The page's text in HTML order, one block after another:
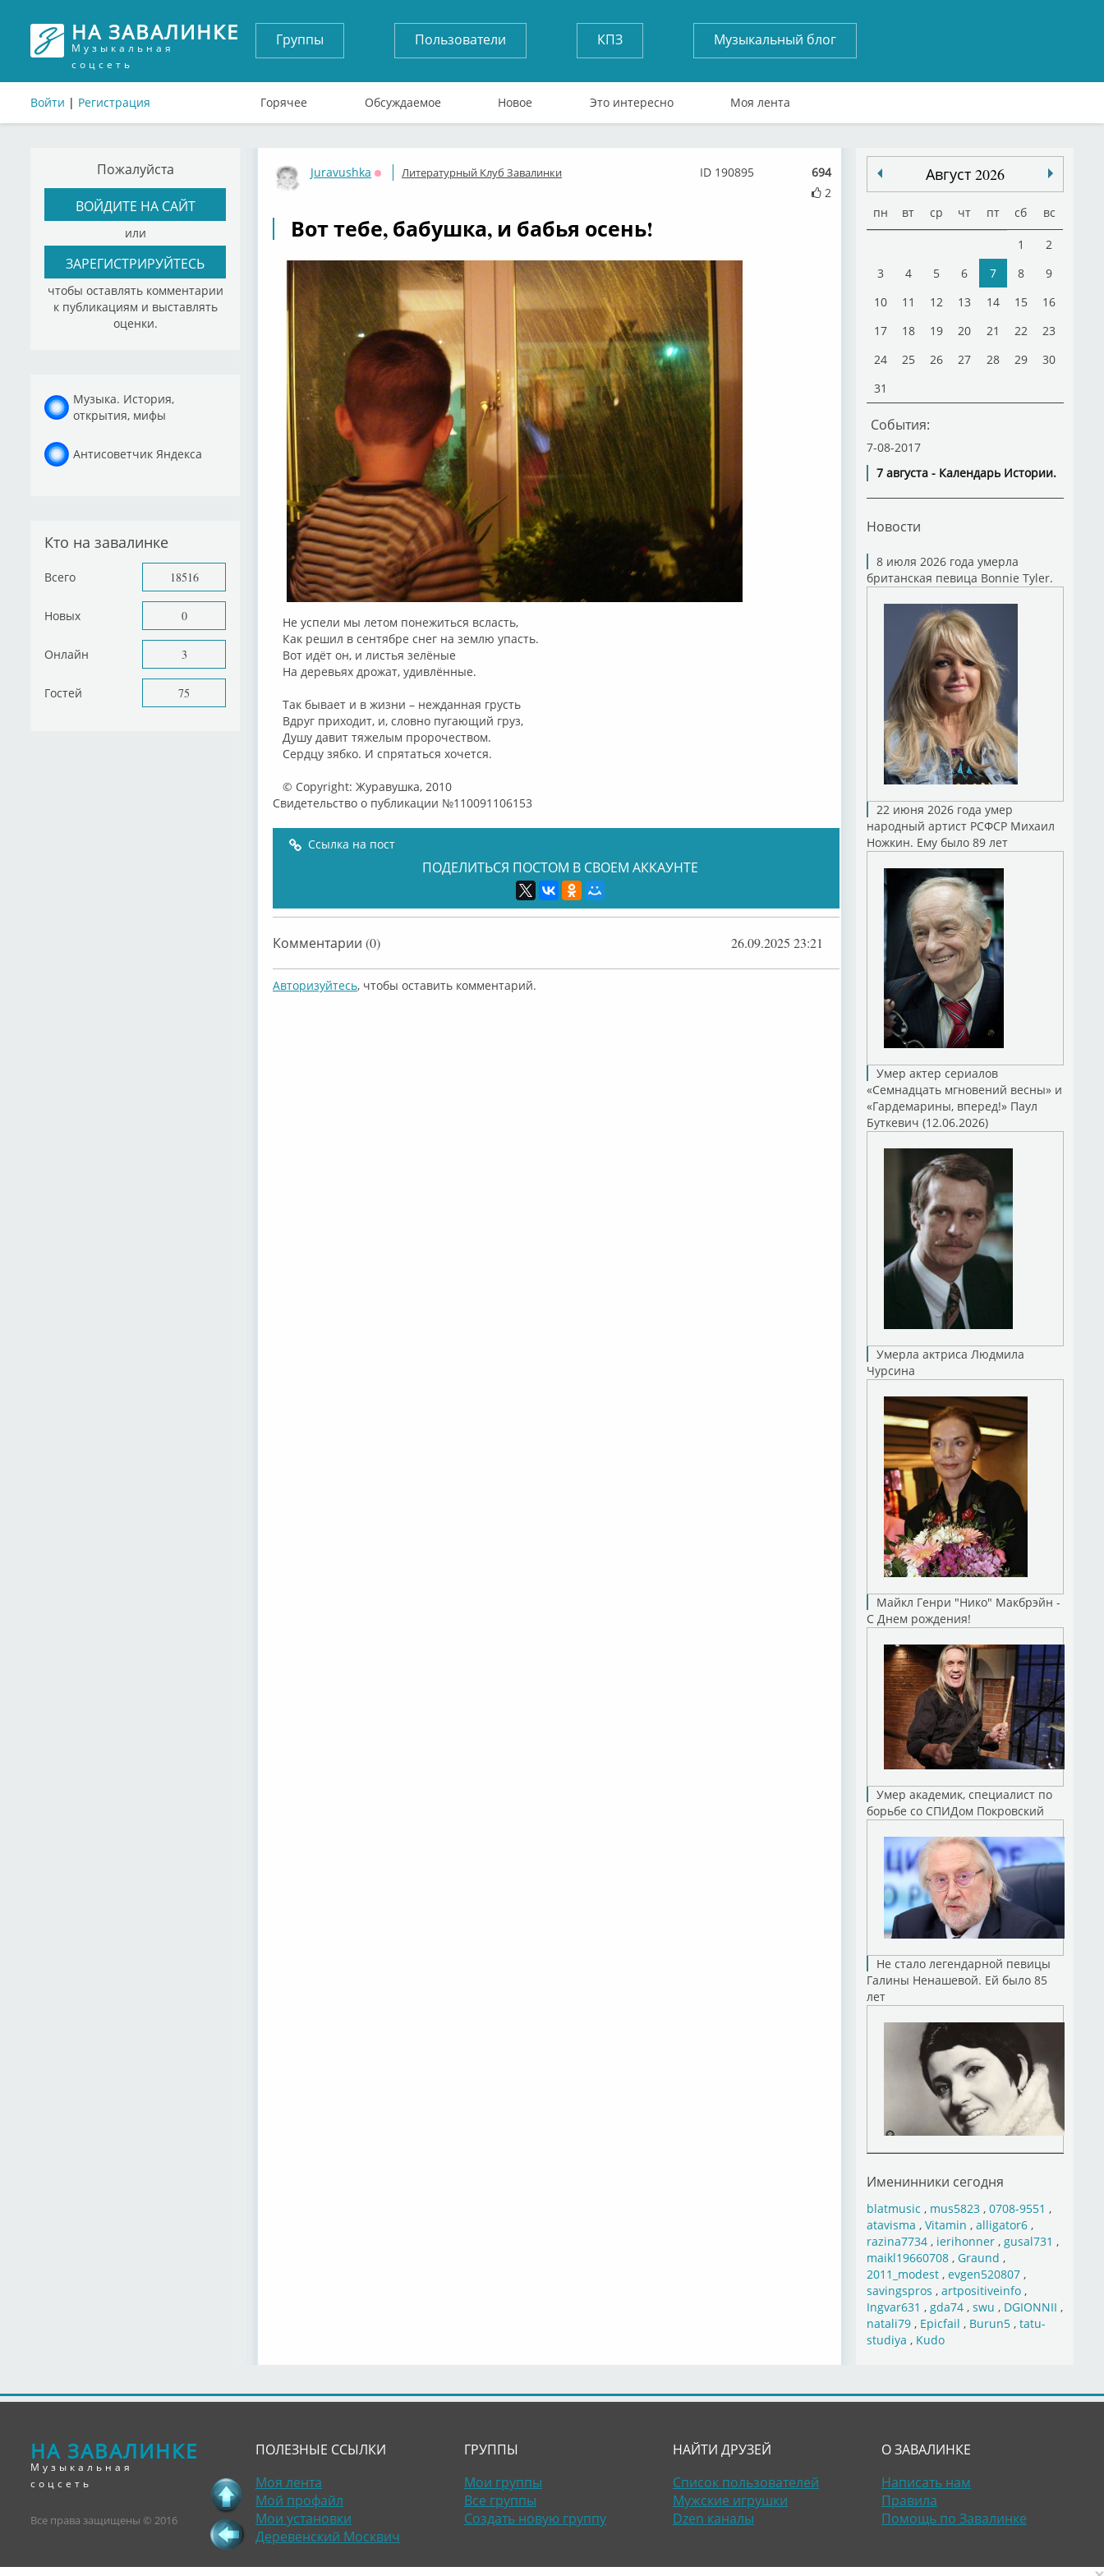
НА ЗАВАЛИНКЕ
Музыкальная
соцсеть
Войти | Регистрация
Группы Пользователи КПЗ Музыкальный блог
Горячее Обсуждаемое Новое Это интересно Моя лента
Пожалуйста
ВОЙДИТЕ НА САЙТ
или
ЗАРЕГИСТРИРУЙТЕСЬ
чтобы оставлять комментарии
к публикациям и выставлять
оценки.
Музыка. История,
открытия, мифы
Антисоветчик Яндекса
Кто на завалинке
Всего 18516
Новых 0
Онлайн 3
Гостей 75
Juravushka
Оффлайн
Литературный Клуб Завалинки
694
2
ID 190895
Вот тебе, бабушка, и бабья осень!
Не успели мы летом понежиться всласть,
Как решил в сентябре снег на землю упасть.
Вот идёт он, и листья зелёные
На деревьях дрожат, удивлённые.
Так бывает и в жизни – нежданная грусть
Вдруг приходит, и, словно пугающий груз,
Душу давит тяжелым пророчеством.
Сердцу зябко. И спрятаться хочется.
© Copyright: Журавушка, 2010
Свидетельство о публикации №110091106153
Ссылка на пост
ПОДЕЛИТЬСЯ ПОСТОМ В СВОЕМ АККАУНТЕ
Комментарии (0) 26.09.2025 23:21
Авторизуйтесь, чтобы оставить комментарий.
Август 2026
пн вт ср чт пт сб вс
1
2
3
4 5 6 7 8
9
10
11 12 13 14 15
16
17
18 19 20 21 22
23
24
25 26 27 28 29
30
31
События:
7-08-2017
7 августа - Календарь Истории.
Новости
8 июля 2026 года умерла
британская певица Bonnie Tyler.
22 июня 2026 года умер
народный артист РСФСР Михаил
Ножкин. Ему было 89 лет
Умер актер сериалов
«Семнадцать мгновений весны» и
«Гардемарины, вперед!» Паул
Буткевич (12.06.2026)
Умерла актриса Людмила
Чурсина
Майкл Генри "Нико" Макбрэйн -
С Днем рождения!
Умер академик, специалист по
борьбе со СПИДом Покровский
Не стало легендарной певицы
Галины Ненашевой. Ей было 85
лет
Именинники сегодня
blatmusic , mus5823, 0708-9551 ,
atavisma , Vitamin , alligator6,
razina7734, ierihonner, gusal731 ,
maikl19660708, Graund ,
2011_modest, evgen520807,
savingspros , artpositiveinfo,
Ingvar631 , gda74, swu , DGIONNII ,
natali79, Epicfail , Burun5, tatu-
studiya , Kudo
НА ЗАВАЛИНКЕ
Музыкальная
соцсеть
Все права защищены © 2016
ПОЛЕЗНЫЕ ССЫЛКИ
Моя лента
Мой профайл
Мои установки
Деревенский Москвич
ГРУППЫ
Мои группы
Все группы
Создать новую группу
НАЙТИ ДРУЗЕЙ
Список пользователей
Мужские игрушки
Dzen каналы
О ЗАВАЛИНКЕ
Написать нам
Правила
Помощь по Завалинке